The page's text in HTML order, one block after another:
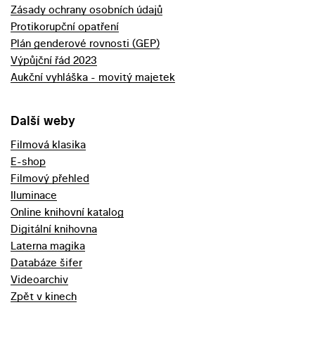
Zásady ochrany osobních údajů
Protikorupční opatření
Plán genderové rovnosti (GEP)
Výpůjční řád 2023
Aukční vyhláška - movitý majetek
Další weby
Filmová klasika
E-shop
Filmový přehled
Iluminace
Online knihovní katalog
Digitální knihovna
Laterna magika
Databáze šifer
Videoarchiv
Zpět v kinech